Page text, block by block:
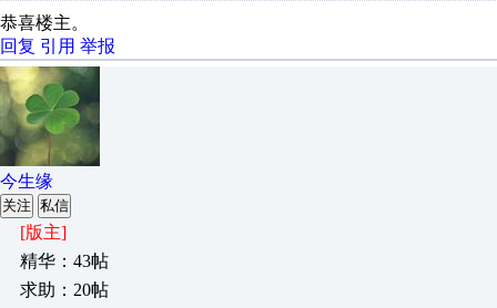
恭喜楼主。
回复 引用 举报
今生缘
关注 私信
[版主]
精华：43帖
求助：20帖